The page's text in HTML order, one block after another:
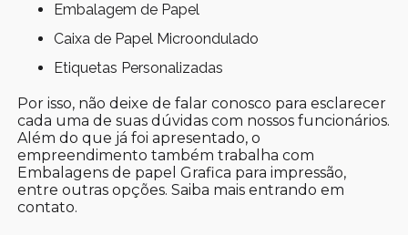
Embalagem de Papel
Caixa de Papel Microondulado
Etiquetas Personalizadas
Por isso, não deixe de falar conosco para esclarecer
cada uma de suas dúvidas com nossos funcionários.
Além do que já foi apresentado, o
empreendimento também trabalha com
Embalagens de papel Grafica para impressão,
entre outras opções. Saiba mais entrando em
contato.